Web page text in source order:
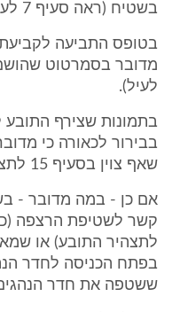
בשטיח (ראה סעיף 7 לעיל).
בטופס התביעה לקביעת
לעיל).
בתמונות שצירף התובע
בבירור לכאורה כי
שאף צוין בסעיף 15 לתצהירו.
אם כן - במה מדובר -
קשר לשטיפת הרצפה
לתצהיר התובע) או
בפתח הכניסה לחדר
ששטפה את חדר